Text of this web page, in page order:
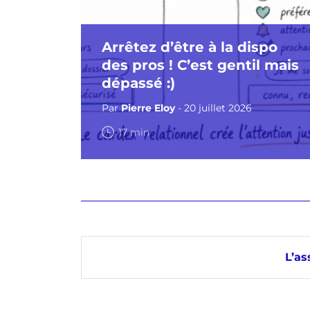
Arrêtez d’être à la dispo
des pros ! C’est gentil mais
dépassé :)
ParPierre Eloy- 20 juillet 2026
17 min